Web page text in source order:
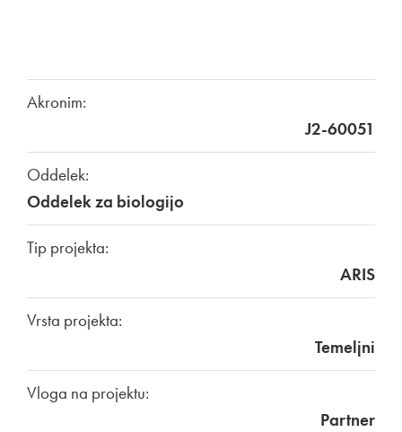
Akronim:
J2-60051
Oddelek:
Oddelek za biologijo
Tip projekta:
ARIS
Vrsta projekta:
Temeljni
Vloga na projektu:
Partner